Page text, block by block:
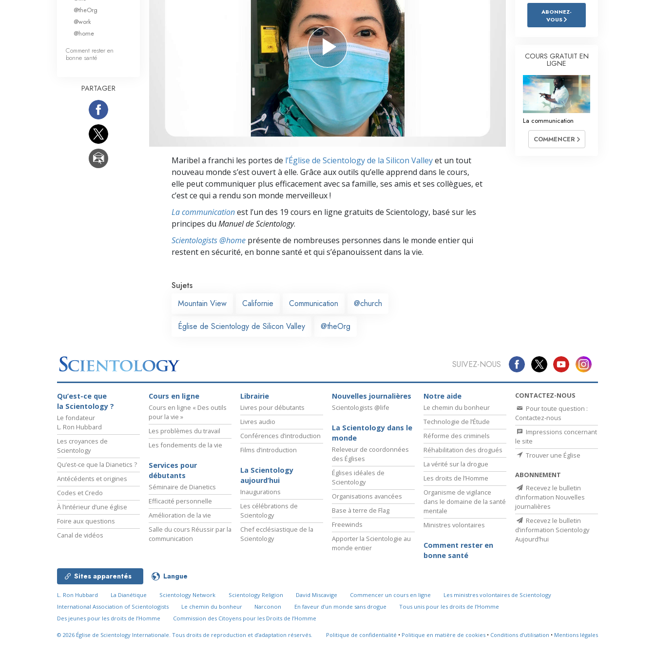
L’échelle des tons émotionnels
Réponses aux drogues
Des outils pour le monde du travail
L’éthique et les conditions
La raison de l’oppression
Les investigations
Les fondements de l’organisation
Cibles et buts
Maribel a franchi les portes de l’Église de Scientology de la Silicon Valleyet un tout
nouveau monde s’est ouvert à elle. Grâce aux outils qu’elle apprend dans le cours,
elle peut communiquer plus efficacement avec sa famille, ses amis et ses collègues, et
c’est ce qui a rendu son monde merveilleux !
La communicationest l’un des 19 cours en ligne gratuits de Scientology, basé sur les
principes du Manuel de Scientology.
Scientologists @home présente de nombreuses personnes dans le monde entier qui
restent en sécurité, en bonne santé et qui s’épanouissent dans la vie.
Sujets
Mountain View
Californie Communication @church
Église de Scientology de Silicon Valley @theOrg
@theOrg
@work
@home
Comment rester en
bonne santé
PARTAGER
ABONNEZ-
VOUS
COURS GRATUIT EN
LIGNE
La communication
COMMENCER
SUIVEZ-NOUS
Qu’est-ce que
la Scientology ?
Le fondateur
L. Ron Hubbard
Les croyances de
Scientology
Qu’est-ce que la Dianetics ?
Antécédents et origines
Codes et Credo
À l’intérieur d’une église
Foire aux questions
Canal de vidéos
Cours en ligne
Cours en ligne « Des outils
pour la vie »
Les problèmes du travail
Les fondements de la vie
Services pour
débutants
Séminaire de Dianetics
Efficacité personnelle
Amélioration de la vie
Salle du cours Réussir par la
communication
Librairie
Livres pour débutants
Livres audio
Conférences d’introduction
Films d’introduction
La Scientology
aujourd’hui
Inaugurations
Les célébrations de
Scientology
Chef ecclésiastique de la
Scientology
Nouvelles journalières
Scientologists @life
La Scientology dans le
monde
Releveur de coordonnées
des Églises
Églises idéales de
Scientology
Organisations avancées
Base à terre de Flag
Freewinds
Apporter la Scientologie au
monde entier
Notre aide
Le chemin du bonheur
Technologie de l’Étude
Réforme des criminels
Réhabilitation des drogués
La vérité sur la drogue
Les droits de l’Homme
Organisme de vigilance
dans le domaine de la santé
mentale
Ministres volontaires
Comment rester en
bonne santé
CONTACTEZ-NOUS
Pour toute question :
Contactez-nous
Impressions concernant
le site
Trouver une Église
ABONNEMENT
Recevez le bulletin
d’information Nouvelles
journalières
Recevez le bulletin
d’information Scientology
Aujourd’hui
Sites apparentés Langue
L. Ron Hubbard La Dianétique Scientology Network Scientology Religion David Miscavige Commencer un cours en ligne
Les ministres volontaires de Scientology
International Association of Scientologists
Le chemin du bonheur Narconon En faveur d’un monde sans drogue
Tous unis pour les droits de l’Homme
Des jeunes pour les droits de l’Homme
Commission des Citoyens pour les Droits de l’Homme
© 2026 Église de Scientology Internationale. Tous droits de reproduction et d’adaptation réservés. Politique de confidentialité • Politique en matière de cookies • Conditions d’utilisation • Mentions légales